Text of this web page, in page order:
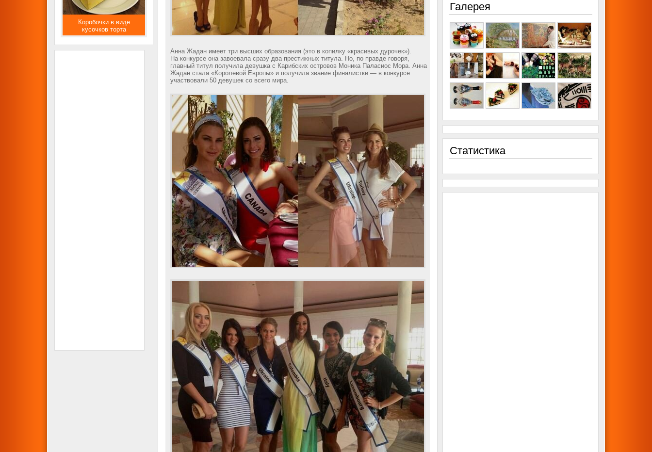
Анна Жадан имеет три высших образования (это в копилку «красивых дурочек»).
На конкурсе она завоевала сразу два престижных титула. Но, по правде говоря,
главный титул получила девушка с Карибских островов Моника Паласиос Мора. Анна
Жадан стала «Королевой Европы» и получила звание финалистки — в конкурсе
участвовали 50 девушек со всего мира.
Коробочки в виде
кусочков торта
Галерея
Статистика